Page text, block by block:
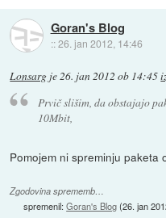
Goran's Blog
::26. jan 2012, 14:46
Lonsarg je26. jan 2012 ob 14:45
Prvič slišim, da obstajajo
10Mbit,
Pomojem ni spreminju paketa
Zgodovina sprememb…
spremenil:Goran's Blog(26. jan